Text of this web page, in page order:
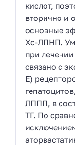
кислот,
вторично и
основные
Хс-ЛПНП.
при
связано с
Е)
ЛППП, в
ТГ. По